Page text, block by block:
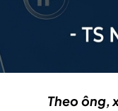
Theo ông,